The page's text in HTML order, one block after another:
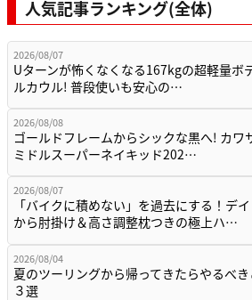
人気記事ランキング(全体)
2026/08/07
Uターンが怖くなくなる167kgの超軽量ボ
ルカウル! 普段使いも安心の…
2026/08/08
ゴールドフレームからシックな黒へ! カワ
ミドルスーパーネイキッド202…
2026/08/07
「バイクに積めない」を過去にする！デ
から肘掛け＆高さ調整枕つきの極上ハ…
2026/08/04
夏のツーリングから帰ってきたらやるべき
３選